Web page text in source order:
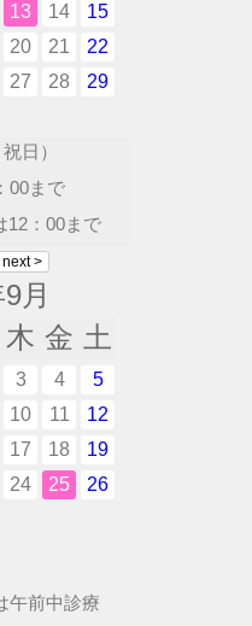
13 14
15
20 21
22
27 28
29
日）
00まで
12：00まで
月
木 金 土
3 4
5
10 11
12
17 18
19
24 25
26
午前中診療